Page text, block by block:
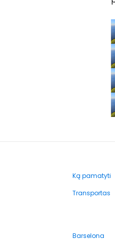
Ką pamatyti
Transportas
Barselona